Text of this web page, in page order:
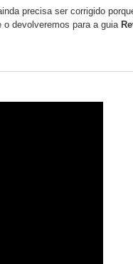
precisa ser corrigido
o devolveremos para a guia